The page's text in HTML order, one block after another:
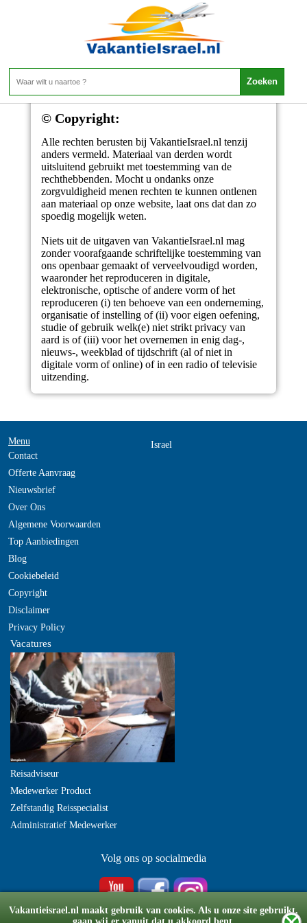
Vakantieisrael.nl maakt gebruik van cookies. Als u onze site gebruikt,
Copyright
© Copyright:
Alle rechten berusten bij VakantieIsrael.nl tenzij
anders vermeld. Materiaal van derden wordt
uitsluitend gebruikt met toestemming van de
rechthebbenden. Mocht u ondanks onze
zorgvuldigheid menen rechten te kunnen ontlenen
aan materiaal op onze website, laat ons dat dan zo
spoedig mogelijk weten.
Niets uit de uitgaven van VakantieIsrael.nl mag
zonder voorafgaande schriftelijke toestemming van
ons openbaar gemaakt of verveelvoudigd worden,
waaronder het reproduceren in digitale,
elektronische, optische of andere vorm of het
reproduceren (i) ten behoeve van een onderneming,
organisatie of instelling of (ii) voor eigen oefening,
studie of gebruik welk(e) niet strikt privacy van
aard is of (iii) voor het overnemen in enig dag-,
nieuws-, weekblad of tijdschrift (al of niet in
digitale vorm of online) of in een radio of televisie
uitzending.
Menu
Contact
Offerte Aanvraag
Nieuwsbrief
Over Ons
Algemene Voorwaarden
Top Aanbiedingen
Blog
Cookiebeleid
Copyright
Disclaimer
Privacy Policy
Vacatures
Reisadviseur
Medewerker Product
Zelfstandig Reisspecialist
Administratief Medewerker
Israel
Volg ons op socialmedia